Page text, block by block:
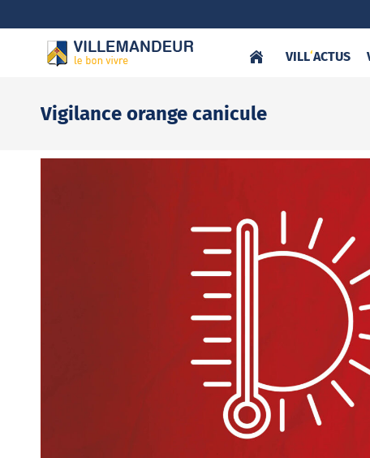
VILL‘ACTUS
Vigilance orange canicule